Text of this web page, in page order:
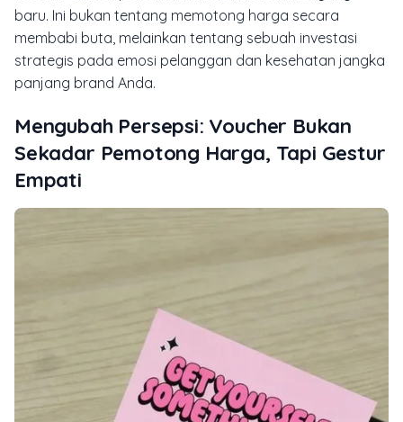
baru. Ini bukan tentang memotong harga secara
membabi buta, melainkan tentang sebuah investasi
strategis pada emosi pelanggan dan kesehatan jangka
panjang brand Anda.
Mengubah Persepsi: Voucher Bukan
Sekadar Pemotong Harga, Tapi Gestur
Empati